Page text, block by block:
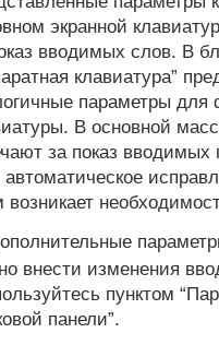
экранной
вводимых слов. В
клавиатура”
параметры для
В основной
за показ вводимых
автоматическое
возникает
внести изменения
пунктом
панели”.